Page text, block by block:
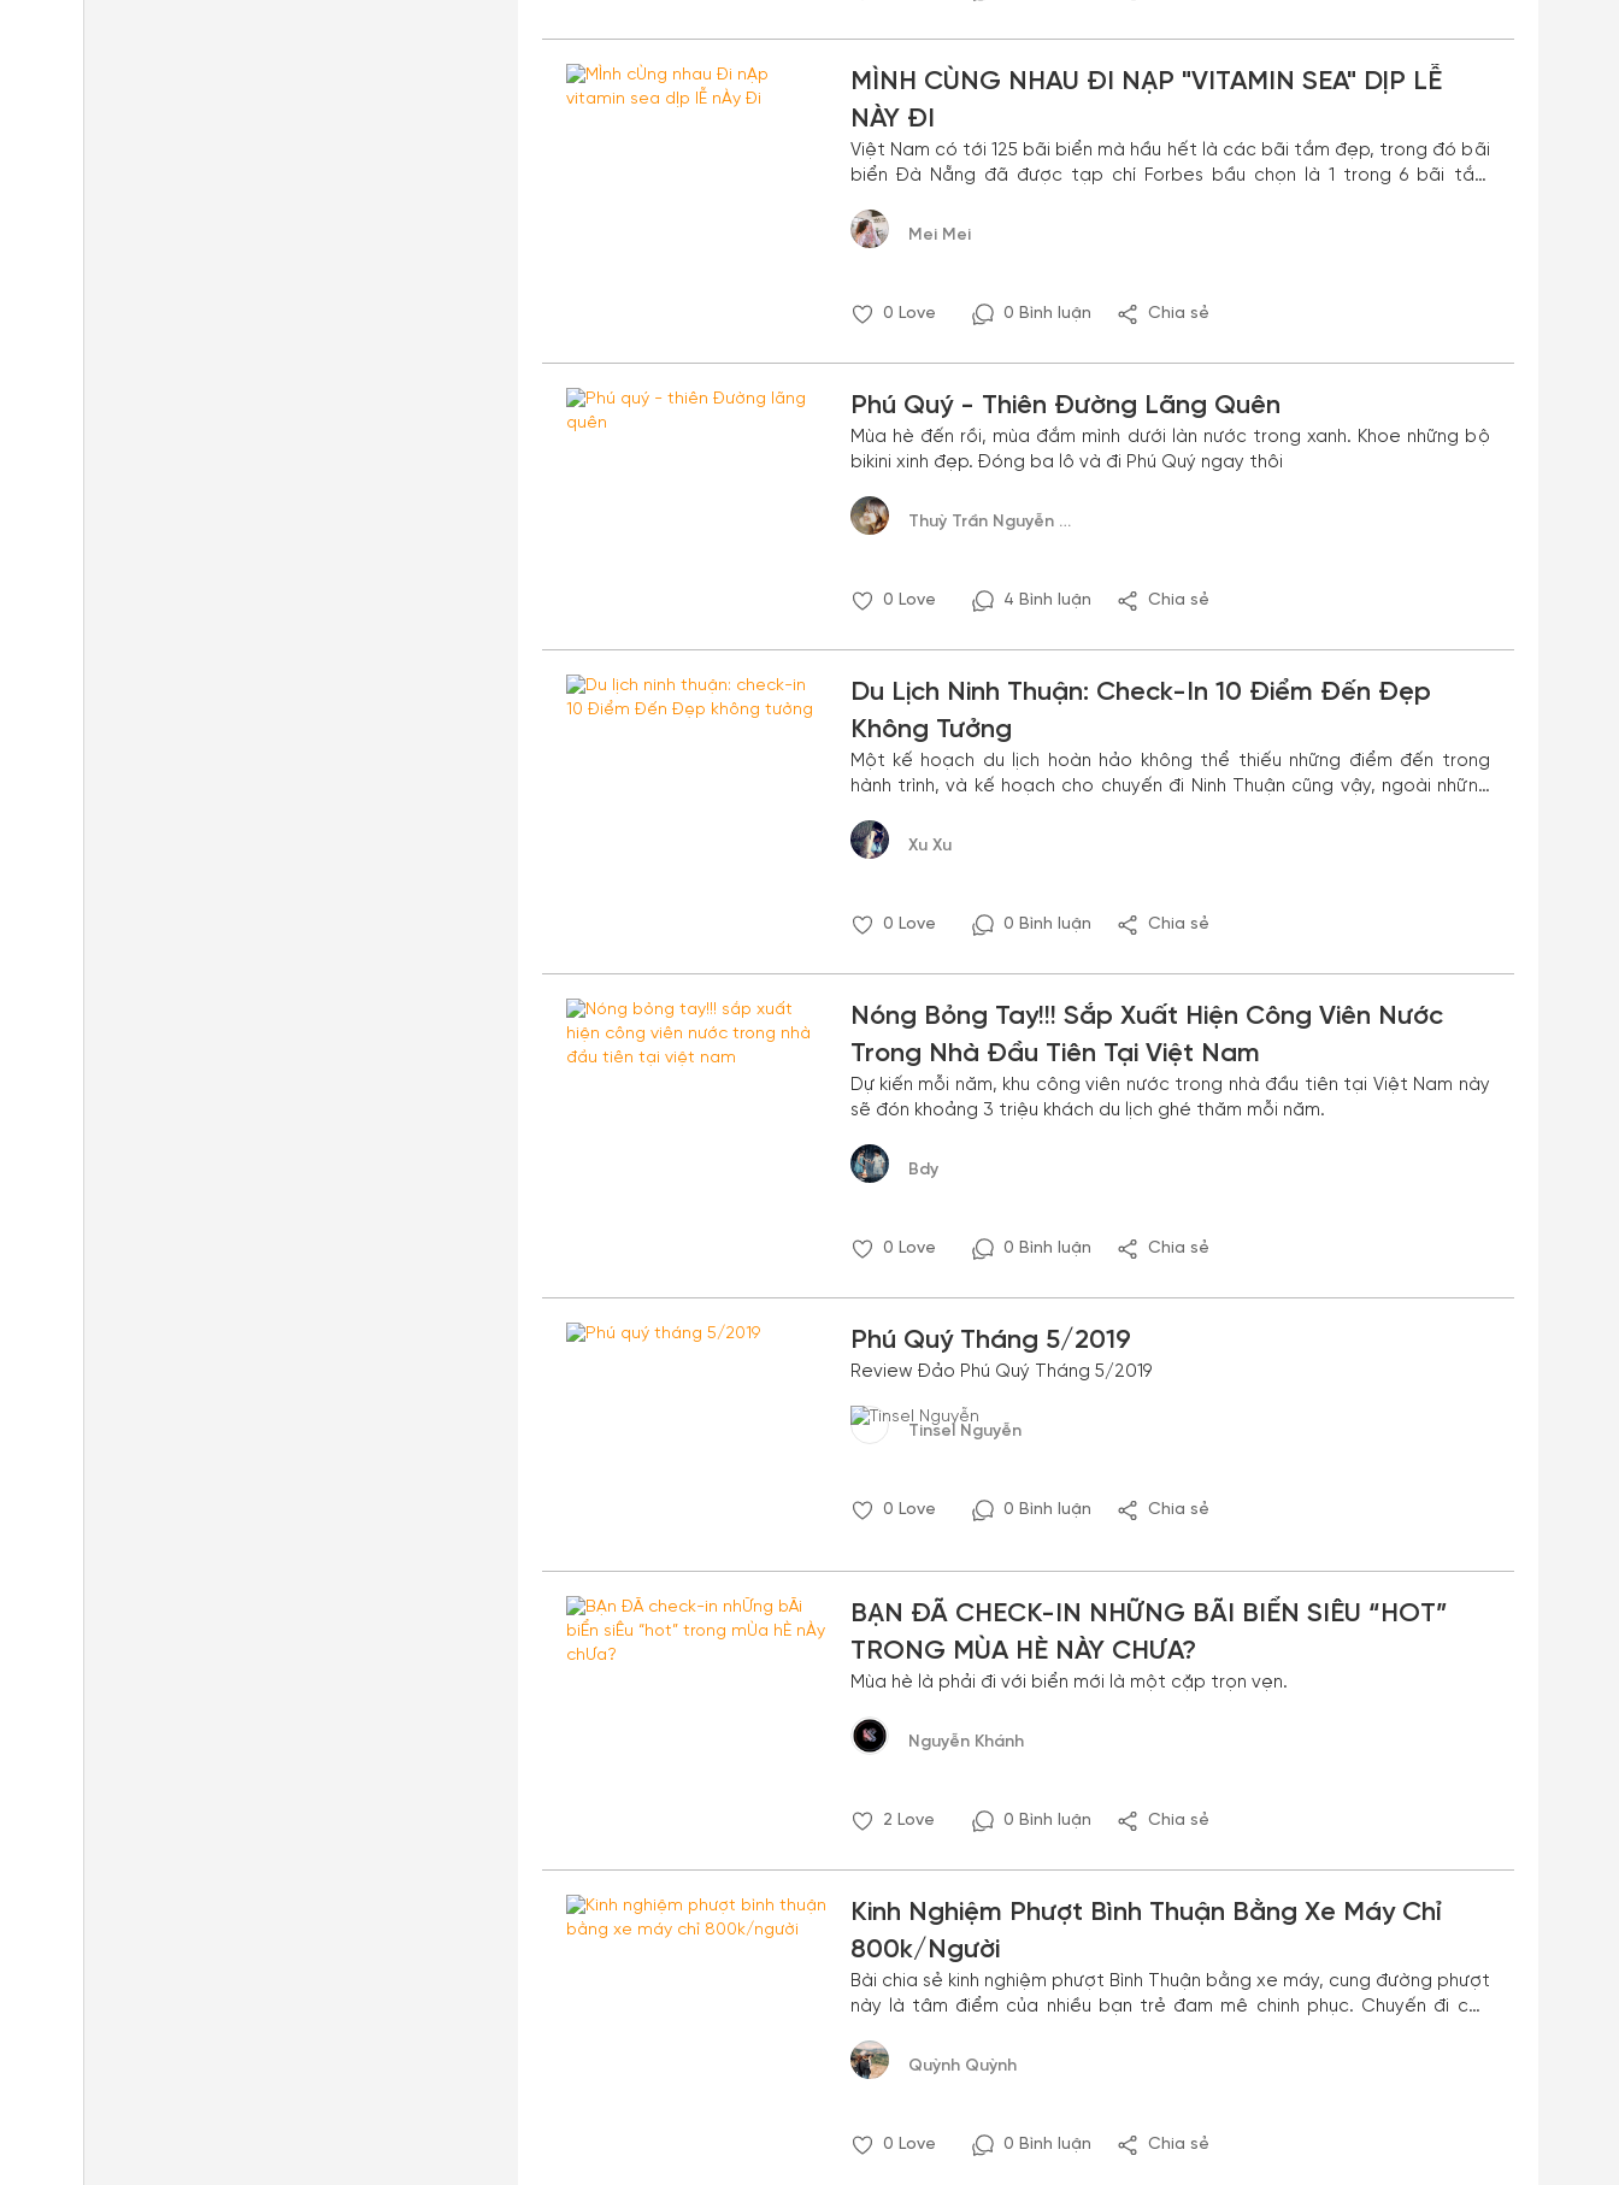
MÌNH CÙNG NHAU ĐI NẠP "VITAMIN SEA" DỊP LỄ
NÀY ĐI
Việt Nam có tới 125 bãi biển mà hầu hết là các bãi tắm đẹp, trong đó bãi
biển Đà Nẵng đã được tạp chí Forbes bầu chọn là 1 trong 6 bãi tắm
đẹp nhất thế giới là Vịnh Hạ Long, Vịnh Nha Trang.
Mei Mei
0 Love 0 Bình luận Chia sẻ
Phú Quý - Thiên Đường Lãng Quên
Mùa hè đến rồi, mùa đắm mình dưới làn nước trong xanh. Khoe những bộ
bikini xinh đẹp. Đóng ba lô và đi Phú Quý ngay thôi
Thuỳ Trần Nguyễn Đan
0 Love 4 Bình luận Chia sẻ
Du Lịch Ninh Thuận: Check-In 10 Điểm Đến Đẹp
Không Tưởng
Một kế hoạch du lịch hoàn hảo không thể thiếu những điểm đến trong
hành trình, và kế hoạch cho chuyến đi Ninh Thuận cũng vậy, ngoài những
các bạn luôn quan tâm.
Xu Xu
0 Love 0 Bình luận Chia sẻ
Nóng Bỏng Tay!!! Sắp Xuất Hiện Công Viên Nước
Trong Nhà Đầu Tiên Tại Việt Nam
Dự kiến mỗi năm, khu công viên nước trong nhà đầu tiên tại Việt Nam này
sẽ đón khoảng 3 triệu khách du lịch ghé thăm mỗi năm.
Bdy
0 Love 0 Bình luận Chia sẻ
Phú Quý Tháng 5/2019
Review Đảo Phú Quý Tháng 5/2019
Tinsel Nguyễn
0 Love 0 Bình luận Chia sẻ
BẠN ĐÃ CHECK-IN NHỮNG BÃI BIỂN SIÊU “HOT”
TRONG MÙA HÈ NÀY CHƯA?
Mùa hè là phải đi với biển mới là một cặp trọn vẹn.
Nguyễn Khánh
2 Love 0 Bình luận Chia sẻ
Kinh Nghiệm Phượt Bình Thuận Bằng Xe Máy Chỉ
800k/người
Bài chia sẻ kinh nghiệm phượt Bình Thuận bằng xe máy, cung đường phượt
này là tâm điểm của nhiều bạn trẻ đam mê chinh phục. Chuyến đi còn
nghiệm thú vị trên cung đường này.
Quỳnh Quỳnh
0 Love 0 Bình luận Chia sẻ